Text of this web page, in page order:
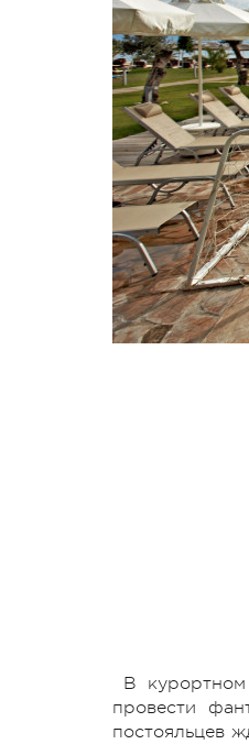
В
провести
постояльцев